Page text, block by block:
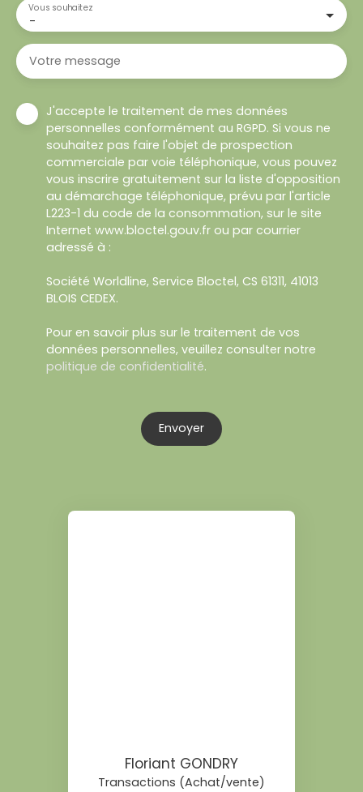
-
Vous souhaitez
Votre message
J'accepte le traitement de mes données
personnelles conformément au RGPD. Si vous ne
souhaitez pas faire l'objet de prospection
commerciale par voie téléphonique, vous pouvez
vous inscrire gratuitement sur la liste d'opposition
au démarchage téléphonique, prévu par l'article
L223-1 du code de la consommation, sur le site
Internet www.bloctel.gouv.fr ou par courrier
adressé à :
Société Worldline, Service Bloctel, CS 61311, 41013
BLOIS CEDEX.
Pour en savoir plus sur le traitement de vos
données personnelles, veuillez consulter notre
politique de confidentialité.
Envoyer
Floriant GONDRY
Transactions (Achat/vente)